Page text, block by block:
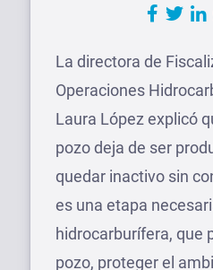
La directora de
Operaciones
Laura López explicó
pozo deja de ser
quedar inactivo sin
es una etapa
hidrocarburífera, que
pozo, proteger el